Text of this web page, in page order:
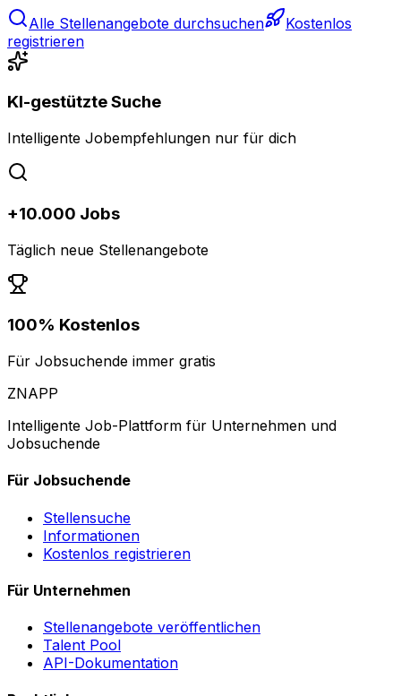
Alle Stellenangebote durchsuchen
Kostenlos
registrieren
KI-gestützte Suche
Intelligente Jobempfehlungen nur für dich
+10.000 Jobs
Täglich neue Stellenangebote
100% Kostenlos
Für Jobsuchende immer gratis
ZNAPP
Intelligente Job-Plattform für Unternehmen und
Jobsuchende
Für Jobsuchende
Stellensuche
Informationen
Kostenlos registrieren
Für Unternehmen
Stellenangebote veröffentlichen
Talent Pool
API-Dokumentation